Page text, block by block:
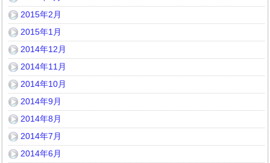
2015年2月
2015年1月
2014年12月
2014年11月
2014年10月
2014年9月
2014年8月
2014年7月
2014年6月